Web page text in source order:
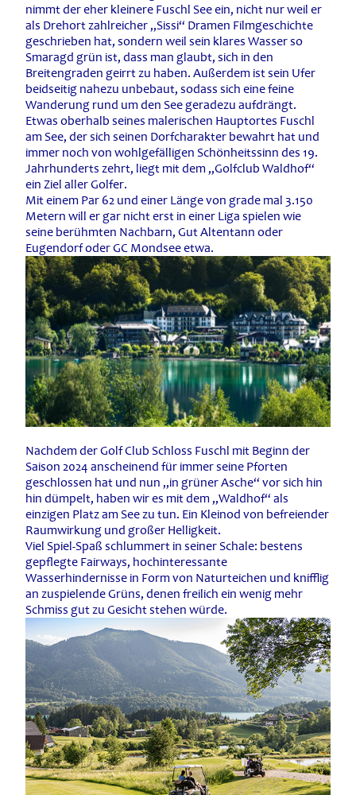
nimmt der eher kleinere Fuschl See ein, nicht nur weil er
als Drehort zahlreicher „Sissi“ Dramen Filmgeschichte
geschrieben hat, sondern weil sein klares Wasser so
Smaragd grün ist, dass man glaubt, sich in den
Breitengraden geirrt zu haben. Außerdem ist sein Ufer
beidseitig nahezu unbebaut, sodass sich eine feine
Wanderung rund um den See geradezu aufdrängt.
Etwas oberhalb seines malerischen Hauptortes Fuschl
am See, der sich seinen Dorfcharakter bewahrt hat und
immer noch von wohlgefälligen Schönheitssinn des 19.
Jahrhunderts zehrt, liegt mit dem „Golfclub Waldhof“
ein Ziel aller Golfer.
Mit einem Par 62 und einer Länge von grade mal 3.150
Metern will er gar nicht erst in einer Liga spielen wie
seine berühmten Nachbarn, Gut Altentann oder
Eugendorf oder GC Mondsee etwa.
Nachdem der Golf Club Schloss Fuschl mit Beginn der
Saison 2024 anscheinend für immer seine Pforten
geschlossen hat und nun „in grüner Asche“ vor sich hin
hin dümpelt, haben wir es mit dem „Waldhof“ als
einzigen Platz am See zu tun. Ein Kleinod von befreiender
Raumwirkung und großer Helligkeit.
Viel Spiel-Spaß schlummert in seiner Schale: bestens
gepflegte Fairways, hochinteressante
Wasserhindernisse in Form von Naturteichen und knifflig
an zuspielende Grüns, denen freilich ein wenig mehr
Schmiss gut zu Gesicht stehen würde.